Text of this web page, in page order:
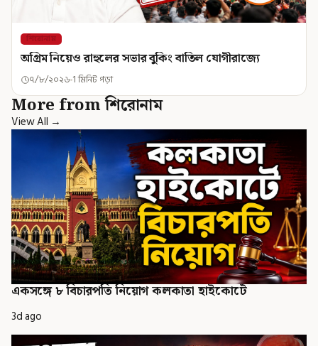
শিরোনাম
অগ্রিম নিয়েও রাহুলের সভার বুকিং বাতিল যোগীরাজ্যে
৭/৮/২০২৬ 1 মিনিট পড়া
More from শিরোনাম
View All →
একসঙ্গে ৮ বিচারপতি নিয়োগ কলকাতা হাইকোর্টে
3d ago